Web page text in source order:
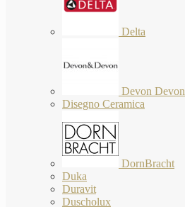
Delta
Devon Devon
Disegno Ceramica
DornBracht
Duka
Duravit
Duscholux